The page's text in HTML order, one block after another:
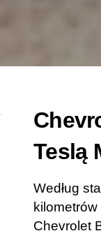
Teslą
Według
Chevrolet